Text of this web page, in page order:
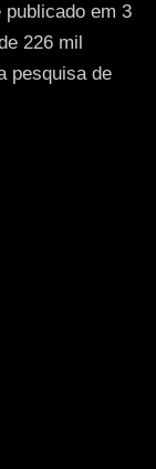
publicado em 3
226 mil
pesquisa de